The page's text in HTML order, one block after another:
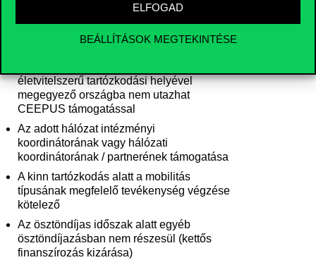
ELFOGAD
BEÁLLÍTÁSOK MEGTEKINTÉSE
az alábbi feltételek mellet, az ún. “Equal
jogosultak a CEEPUS pályázatokban való
életvitelszerű tartózkodási helyével
megegyező országba nem utazhat
CEEPUS támogatással
Az adott hálózat intézményi
koordinátorának vagy hálózati
koordinátorának / partnerének támogatása
A kinn tartózkodás alatt a mobilitás
típusának megfelelő tevékenység végzése
kötelező
Az ösztöndíjas időszak alatt egyéb
ösztöndíjazásban nem részesül (kettős
finanszírozás kizárása)